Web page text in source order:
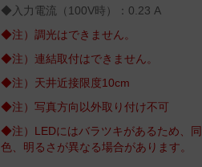
◆入力電流（100V時）：0.23 A
◆注）調光はできません。
◆注）連結取付はできません。
◆注）天井近接限度10cm
◆注）写真方向以外取り付け不可
◆注）LEDにはバラツキがあるため、
色、明るさが異なる場合があります。